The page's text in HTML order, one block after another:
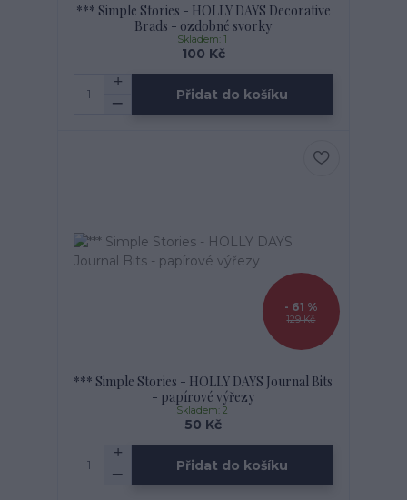
*** Simple Stories - HOLLY DAYS Decorative
Brads - ozdobné svorky
100 Kč
Skladem: 1
Přidat do košíku
129 Kč
- 61 %
*** Simple Stories - HOLLY DAYS Journal Bits
- papírové výřezy
50 Kč
Skladem: 2
Přidat do košíku